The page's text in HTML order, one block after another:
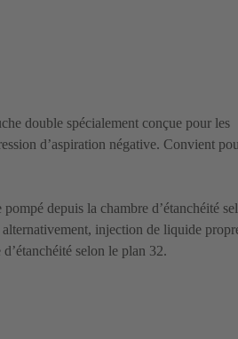
double spécialement conçue pour les
d’aspiration négative. Convient
depuis la chambre d’étanchéité
injection de liquide
selon le plan 32.